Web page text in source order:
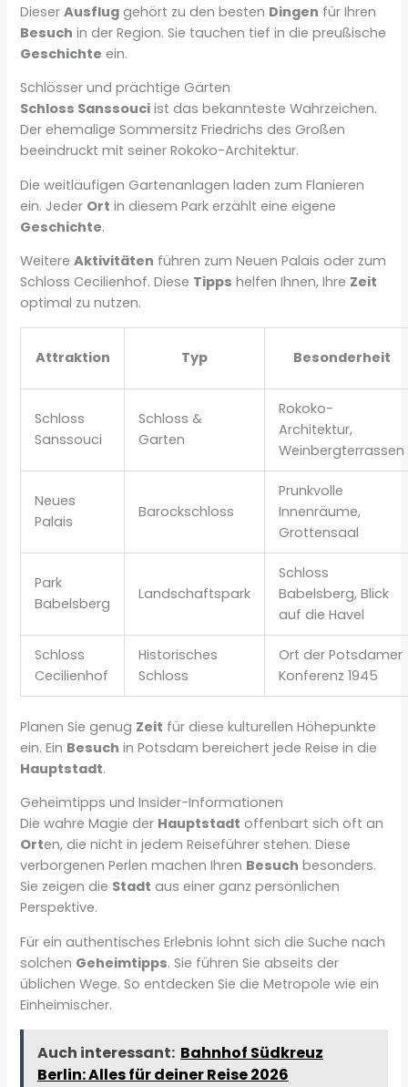
DieserAusflug gehört zu den besten Dingen für Ihren
Besuch in der Region. Sie tauchen tief in die preußische
Geschichte ein.
Schlösser und prächtige Gärten
Schloss Sanssouci ist das bekannteste Wahrzeichen.
Der ehemalige Sommersitz Friedrichs des Großen
beeindruckt mit seiner Rokoko-Architektur.
Die weitläufigen Gartenanlagen laden zum Flanieren
ein. Jeder Ort in diesem Park erzählt eine eigene
Geschichte.
WeitereAktivitäten führen zum Neuen Palais oder zum
Schloss Cecilienhof. Diese Tipps helfen Ihnen, Ihre Zeit
optimal zu nutzen.
Attraktion Typ Besonderheit
Schloss
Sanssouci
Schloss &
Garten
Rokoko-
Architektur,
Weinbergterrassen
Neues
Palais
Barockschloss
Prunkvolle
Innenräume,
Grottensaal
Park
Babelsberg
Landschaftspark
Schloss
Babelsberg, Blick
auf die Havel
Schloss
Cecilienhof
Historisches
Schloss
Ort der Potsdamer
Konferenz 1945
Planen Sie genug Zeit für diese kulturellen Höhepunkte
ein. Ein Besuch in Potsdam bereichert jede Reise in die
Hauptstadt.
Geheimtipps und Insider-Informationen
Die wahre Magie der Hauptstadt offenbart sich oft an
Orten, die nicht in jedem Reiseführer stehen. Diese
verborgenen Perlen machen Ihren Besuch besonders.
Sie zeigen die Stadt aus einer ganz persönlichen
Perspektive.
Für ein authentisches Erlebnis lohnt sich die Suche nach
solchen Geheimtipps. Sie führen Sie abseits der
üblichen Wege. So entdecken Sie die Metropole wie ein
Einheimischer.
Auch interessant: Bahnhof Südkreuz
Berlin: Alles für deiner Reise 2026